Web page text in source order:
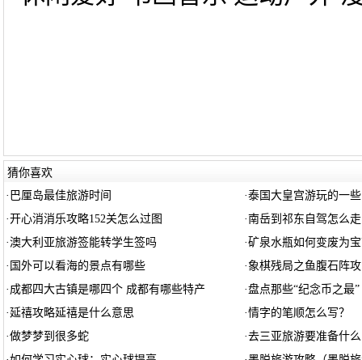
猜你喜欢
· 巴厘岛最佳旅游时间 ·泰国大皇宫游玩的一
·开心消消乐攻略152关怎么过图 ·南岳到祁东自驾怎么走
·澳大利亚旅游签能转学生签吗 ·矿泉水瓶如何变废为
· 国外可以看海的景点有哪些 · 象棋残局之鱼腹石阵
· 成都四大古镇是哪四个 成都有哪些特产 ·盘点那些“纪念币之最”
· 延禧攻略延禧是什么意思 ·情字的笔顺怎么写？
·做梦梦到很多蛇 ·去三亚旅游要准备什